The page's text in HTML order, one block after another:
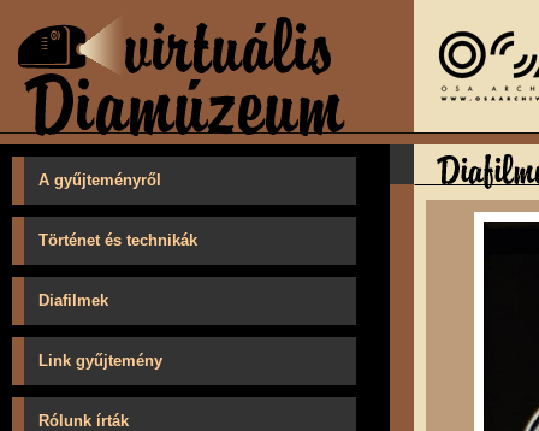
A gyűjteményről
Történet és technikák
Diafilmek
Link gyűjtemény
Rólunk írták